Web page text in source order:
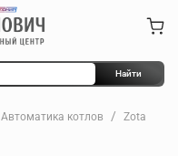
Найти
Автоматика котлов Zota